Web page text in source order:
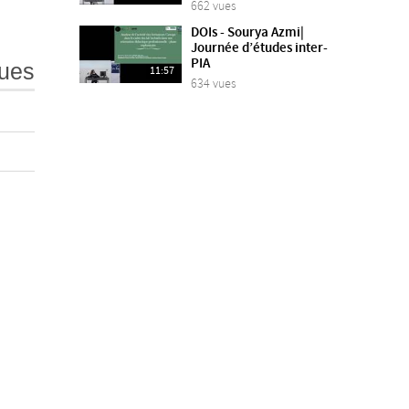
662 vues
11:57
DOIs - Sourya Azmi|
Journée d’études inter-
PIA
634 vues